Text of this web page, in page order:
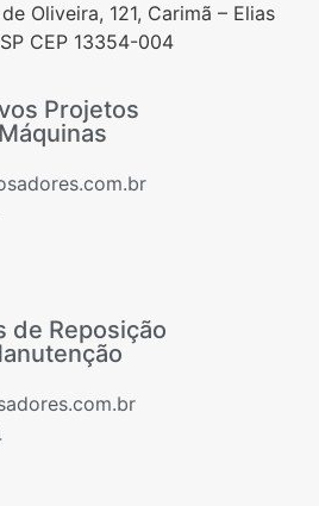
Oliveira, 121, Carimã – Elias
CEP 13354-004
Projetos
Máquinas
de Reposição